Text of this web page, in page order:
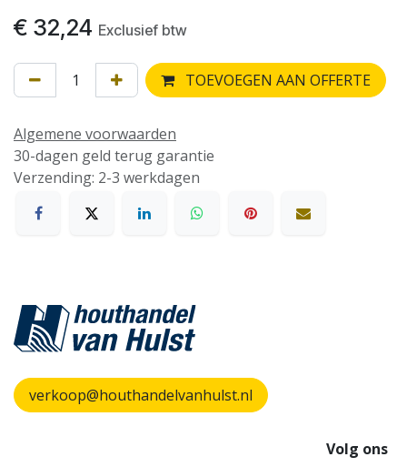
€ 32,24 Exclusief btw
TOEVOEGEN AAN OFFERTE
Algemene voorwaarden
30-dagen geld terug garantie
Verzending: 2-3 werkdagen
verkoop@houthandelvanhulst.nl
Volg ons